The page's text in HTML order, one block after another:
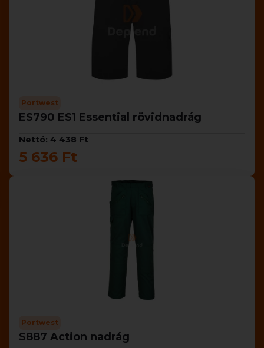
Portwest
ES790 ES1 Essential rövidnadrág
Nettó: 4 438 Ft
5 636 Ft
Portwest
S887 Action nadrág